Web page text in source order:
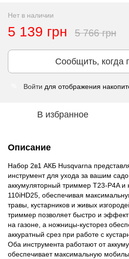
Нет в наличии
5 139 грн 5 766 грн
Сообщить, когда
Войти для отображения
В избранное
Описание
Набор 2в1 АКБ Husqvarna
инструмент для ухода за вашим
аккумуляторный триммер T23-P4A и
110iHD25, обеспечивая
травы, кустарников и живых
триммер позволяет быстро и
на газоне, а ножницы-кусторез
аккуратный срез при работе с
Оба инструмента работают от
обеспечивает максимальную